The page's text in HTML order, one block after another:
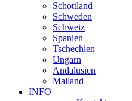
Schottland
Schweden
Schweiz
Spanien
Tschechien
Ungarn
Andalusien
Mailand
INFO